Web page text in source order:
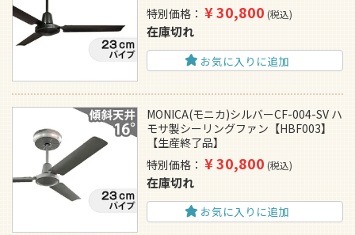
特別価格
¥30,800 税込
在庫切れ
お気に入りに追加
MONICA(モニカ)シルバーCF-004-SV ハ
モサ製シーリングファン【HBF003】
【生産終了品】
特別価格
¥30,800 税込
在庫切れ
お気に入りに追加